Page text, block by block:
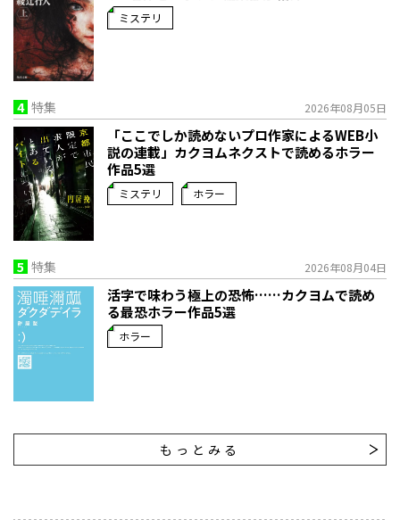
ミステリ
4 特集 2026年08月05日
「ここでしか読めないプロ作家によるWEB小
説の連載」――カクヨムネクストで読めるホラー
作品5選
ミステリ ホラー
5 特集 2026年08月04日
活字で味わう極上の恐怖……カクヨムで読め
る最恐ホラー作品5選
ホラー
もっとみる